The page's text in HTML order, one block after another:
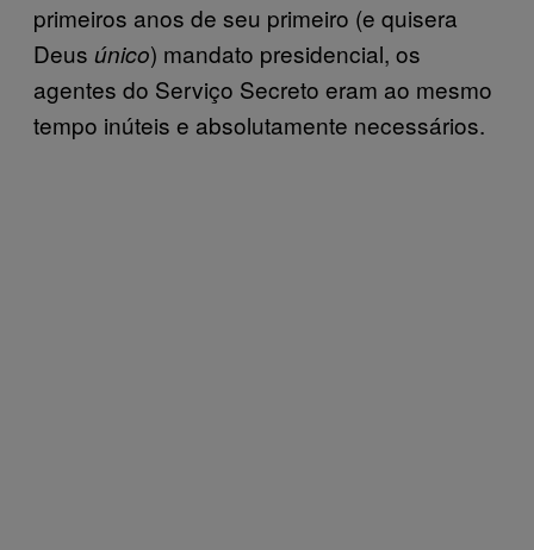
primeiros anos de seu primeiro (e quisera
Deus único) mandato presidencial, os
agentes do Serviço Secreto eram ao mesmo
tempo inúteis e absolutamente necessários.